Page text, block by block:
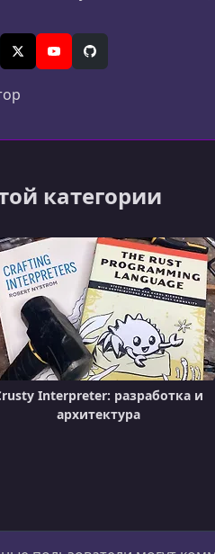
X (Twitter)YouTubeGitHub
категории
Interpreter: разработка и
архитектура